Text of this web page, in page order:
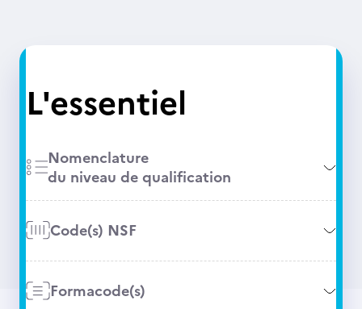
L'essentiel
Nomenclature
du niveau de qualification
Code(s) NSF
Formacode(s)